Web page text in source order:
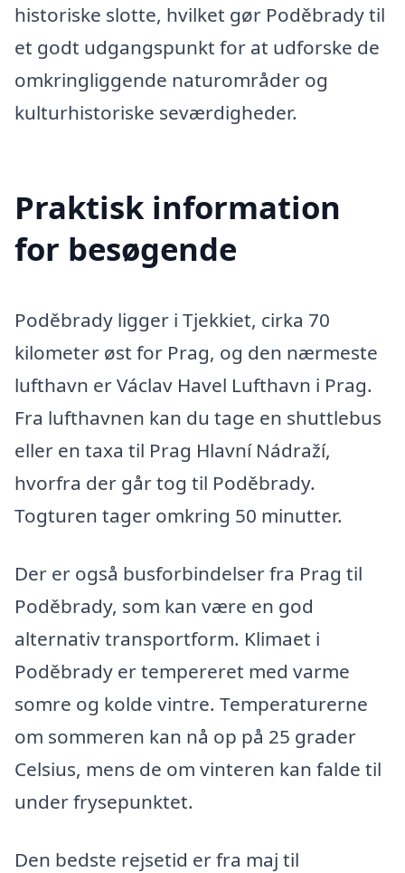
historiske slotte, hvilket gør Poděbrady til
et godt udgangspunkt for at udforske de
omkringliggende naturområder og
kulturhistoriske seværdigheder.
Praktisk information
for besøgende
Poděbrady ligger i Tjekkiet, cirka 70
kilometer øst for Prag, og den nærmeste
lufthavn er Václav Havel Lufthavn i Prag.
Fra lufthavnen kan du tage en shuttlebus
eller en taxa til Prag Hlavní Nádraží,
hvorfra der går tog til Poděbrady.
Togturen tager omkring 50 minutter.
Der er også busforbindelser fra Prag til
Poděbrady, som kan være en god
alternativ transportform. Klimaet i
Poděbrady er tempereret med varme
somre og kolde vintre. Temperaturerne
om sommeren kan nå op på 25 grader
Celsius, mens de om vinteren kan falde til
under frysepunktet.
Den bedste rejsetid er fra maj til